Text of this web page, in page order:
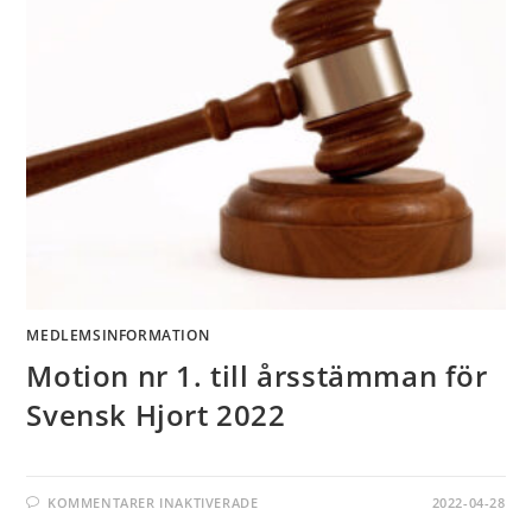
MEDLEMSINFORMATION
Motion nr 1. till årsstämman för
Svensk Hjort 2022
KOMMENTARER INAKTIVERADE 2022-04-28